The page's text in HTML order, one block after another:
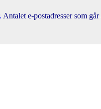
Antalet e-postadresser som